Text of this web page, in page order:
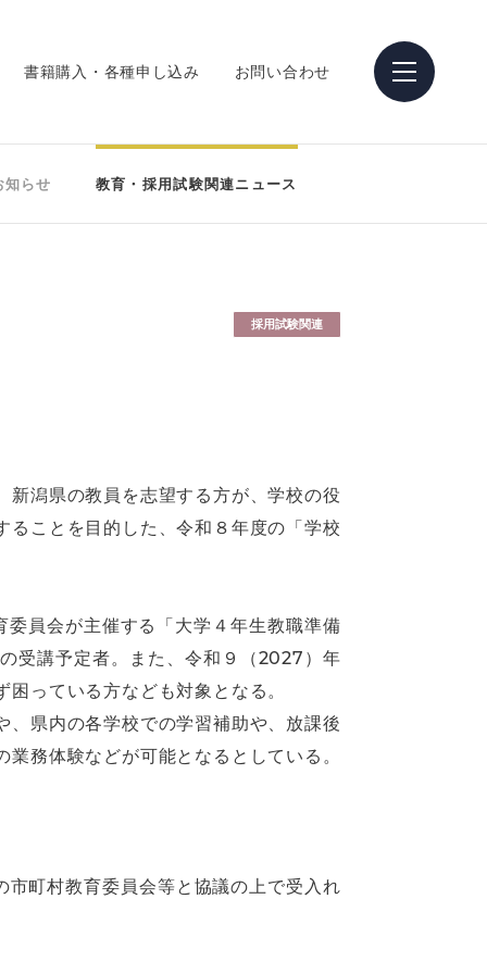
書籍購入・各種申し込み お問い合わせ
知らせ 教育・採用試験関連ニュース
採用試験関連
潟県の教員を志望する方が、学校の役
ことを目的した、令和８年度の「学校
員会が主催する「大学４年生教職準備
受講予定者。また、令和９（2027）年
っている方なども対象となる。
県内の各学校での学習補助や、放課後
務体験などが可能となるとしている。
町村教育委員会等と協議の上で受入れ